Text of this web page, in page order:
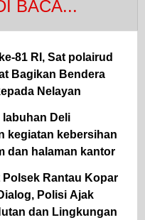
BACA...
81 RI, Sat polairud
Bagikan Bendera
Nelayan
labuhan Deli
kegiatan kebersihan
dan halaman kantor
Rantau Kopar
Polisi Ajak
dan Lingkungan